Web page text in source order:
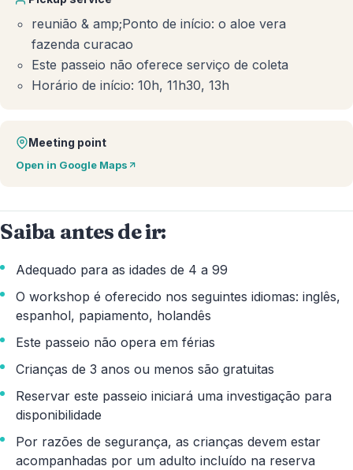
reunião & amp;Ponto de início: o aloe vera
fazenda curacao
Este passeio não oferece serviço de coleta
Horário de início: 10h, 11h30, 13h
Meeting point
Open in Google Maps
Saiba antes de ir:
Adequado para as idades de 4 a 99
O workshop é oferecido nos seguintes idiomas: inglês,
espanhol, papiamento, holandês
Este passeio não opera em férias
Crianças de 3 anos ou menos são gratuitas
Reservar este passeio iniciará uma investigação para
disponibilidade
Por razões de segurança, as crianças devem estar
acompanhadas por um adulto incluído na reserva